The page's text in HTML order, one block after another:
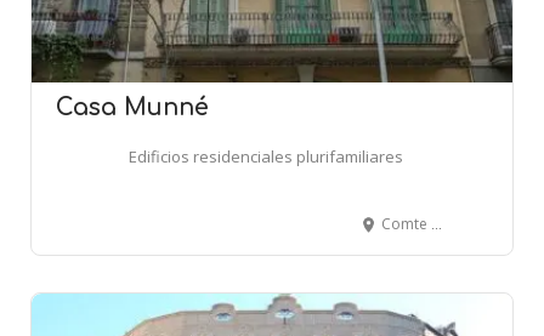
Casa Munné
Edificios residenciales plurifamiliares
Comte Borrell, 72 - BARCELONA